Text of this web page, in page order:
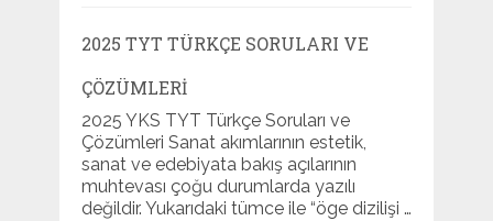
2025 TYT TÜRKÇE SORULARI VE
ÇÖZÜMLERI
2025 YKS TYT Türkçe Soruları ve
Çözümleri Sanat akımlarının estetik,
sanat ve edebiyata bakış açılarının
muhtevası çoğu durumlarda yazılı
değildir. Yukarıdaki tümce ile “öge dizilişi …